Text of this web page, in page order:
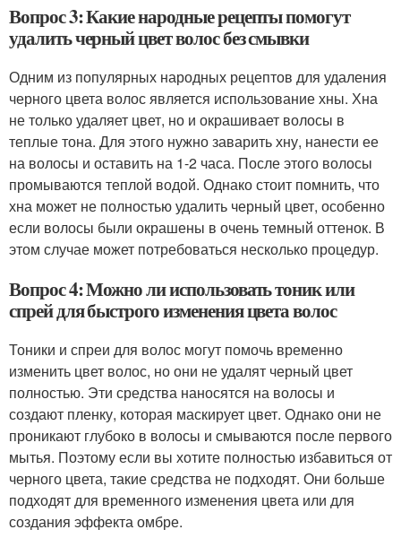
Вопрос 3: Какие народные рецепты помогут
удалить черный цвет волос без смывки
Одним из популярных народных рецептов для удаления
черного цвета волос является использование хны. Хна
не только удаляет цвет, но и окрашивает волосы в
теплые тона. Для этого нужно заварить хну, нанести ее
на волосы и оставить на 1-2 часа. После этого волосы
промываются теплой водой. Однако стоит помнить, что
хна может не полностью удалить черный цвет, особенно
если волосы были окрашены в очень темный оттенок. В
этом случае может потребоваться несколько процедур.
Вопрос 4: Можно ли использовать тоник или
спрей для быстрого изменения цвета волос
Тоники и спреи для волос могут помочь временно
изменить цвет волос, но они не удалят черный цвет
полностью. Эти средства наносятся на волосы и
создают пленку, которая маскирует цвет. Однако они не
проникают глубоко в волосы и смываются после первого
мытья. Поэтому если вы хотите полностью избавиться от
черного цвета, такие средства не подходят. Они больше
подходят для временного изменения цвета или для
создания эффекта омбре.